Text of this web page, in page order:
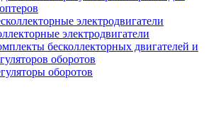
электродвигатели
электродвигатели
бесколлекторных двигателей и
оборотов
оборотов